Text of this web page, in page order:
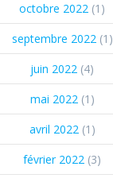
octobre 2022 (1)
septembre 2022(1)
juin 2022 (4)
mai 2022(1)
avril 2022(1)
février 2022 (3)